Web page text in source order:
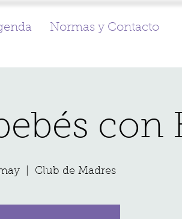
Normas y Contacto
con
Club de Madres